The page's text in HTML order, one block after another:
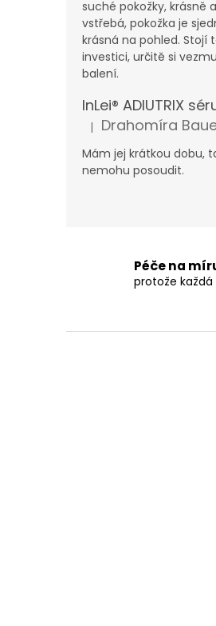
suché pokožky, krásně
vstřebá, pokožka je
krásná na pohled. Stojí
investici, určitě si
balení.
Hodnocení produktu je
| Drahomíra
Mám jej krátkou dobu,
nemohu posoudit.
Péče na
protože